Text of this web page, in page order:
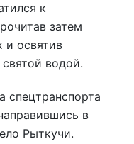
к
затем
и освятив
водой.
спецтранспорта
в
Рыткучи.